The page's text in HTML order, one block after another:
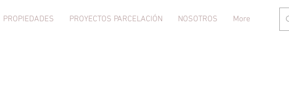
PROPIEDADES PROYECTOS PARCELACIÓN NOSOTROS More